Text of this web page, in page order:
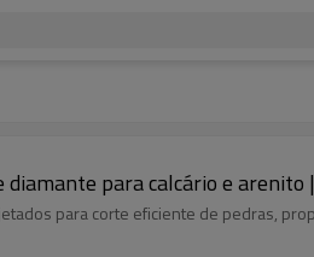
para calcário e
para corte eficiente de pedras,